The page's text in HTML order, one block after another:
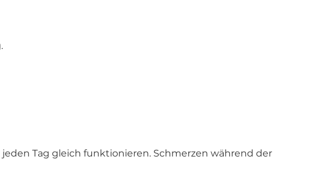
Tag gleich funktionieren. Schmerzen während der